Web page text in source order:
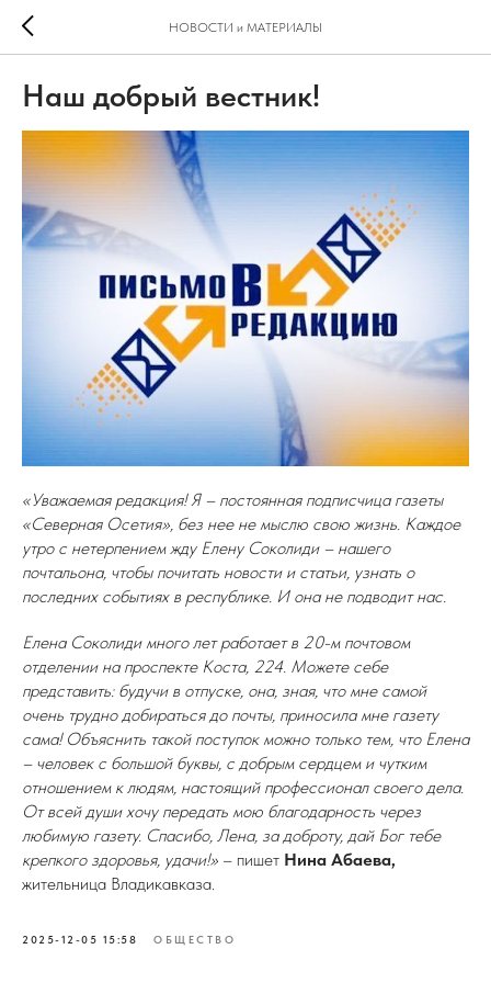
НОВОСТИ и МАТЕРИАЛЫ
Наш добрый вестник!
«Уважаемая редакция! Я – постоянная подписчица газеты
«Северная Осетия», без нее не мыслю свою жизнь. Каждое
утро с нетерпением жду Елену Соколиди – нашего
почтальона, чтобы почитать новости и статьи, узнать о
последних событиях в республике. И она не подводит нас.
Елена Соколиди много лет работает в 20-м почтовом
отделении на проспекте Коста, 224. Можете себе
представить: будучи в отпуске, она, зная, что мне самой
очень трудно добираться до почты, приносила мне газету
сама! Объяснить такой поступок можно только тем, что Елена
– человек с большой буквы, с добрым сердцем и чутким
отношением к людям, настоящий профессионал своего дела.
От всей души хочу передать мою благодарность через
любимую газету. Спасибо, Лена, за доброту, дай Бог тебе
крепкого здоровья, удачи!» – пишет Нина Абаева,
жительница Владикавказа.
2025-12-05 15:58 ОБЩЕСТВО